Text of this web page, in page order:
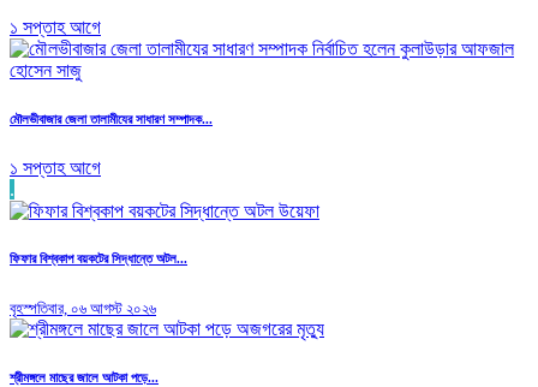
১ সপ্তাহ আগে
মৌলভীবাজার জেলা তালামীযের সাধারণ সম্পাদক...
১ সপ্তাহ আগে
.
ফিফার বিশ্বকাপ বয়কটের সিদ্ধান্তে অটল...
বৃহস্পতিবার, ০৬ আগস্ট ২০২৬
শ্রীমঙ্গলে মাছের জালে আটকা পড়ে...